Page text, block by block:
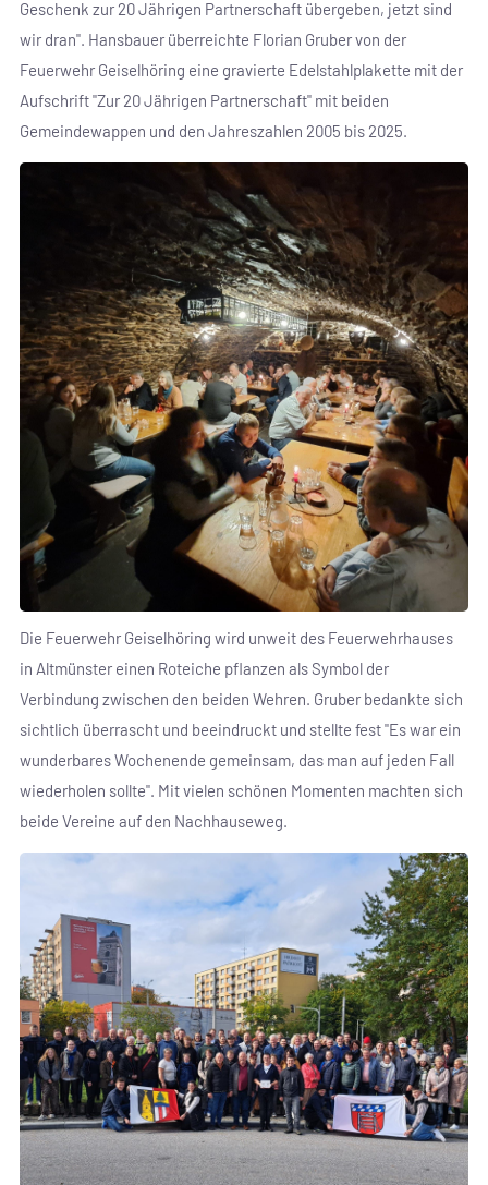
Geschenk zur 20 Jährigen Partnerschaft übergeben, jetzt sind
wir dran". Hansbauer überreichte Florian Gruber von der
Feuerwehr Geiselhöring eine gravierte Edelstahlplakette mit der
Aufschrift "Zur 20 Jährigen Partnerschaft" mit beiden
Gemeindewappen und den Jahreszahlen 2005 bis 2025.
Die Feuerwehr Geiselhöring wird unweit des Feuerwehrhauses
in Altmünster einen Roteiche pflanzen als Symbol der
Verbindung zwischen den beiden Wehren. Gruber bedankte sich
sichtlich überrascht und beeindruckt und stellte fest "Es war ein
wunderbares Wochenende gemeinsam, das man auf jeden Fall
wiederholen sollte". Mit vielen schönen Momenten machten sich
beide Vereine auf den Nachhauseweg.